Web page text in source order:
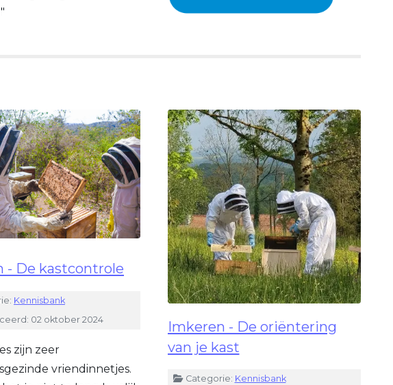
- De kastcontrole
Kennisbank
02 oktober 2024
zijn zeer
vriendinnetjes.
Imkeren - De oriëntering
van je kast
DetailsCategorie: Kennisbank